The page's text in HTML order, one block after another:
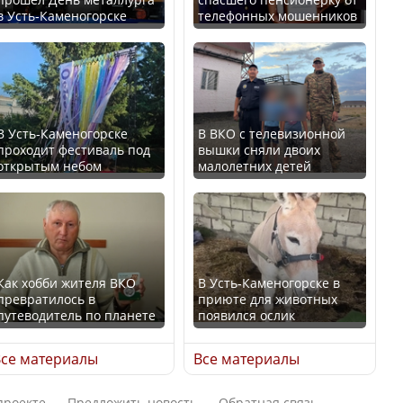
Казахстане стало
получить
на
Орталық Азия
арасында әл-ауқат
көш бастады
возглавил
благополучия
стран Центральной
В России введены
дополнительные
ограничения для
казахстанских прав
Трамп официально
вступил в должность
президента США
Луну признали объектом
культурного наследия,
находящегося под
угрозой исчезновения
Усть-Каменогорске
Усть-Каменогорске
фестиваль под
небом
хобби жителя ВКО
в
по планете
материалы
телефонных мошенников
В ВКО с телевизионной
вышки сняли двоих
малолетних детей
В Усть-Каменогорске в
приюте для животных
появился ослик
Все материалы